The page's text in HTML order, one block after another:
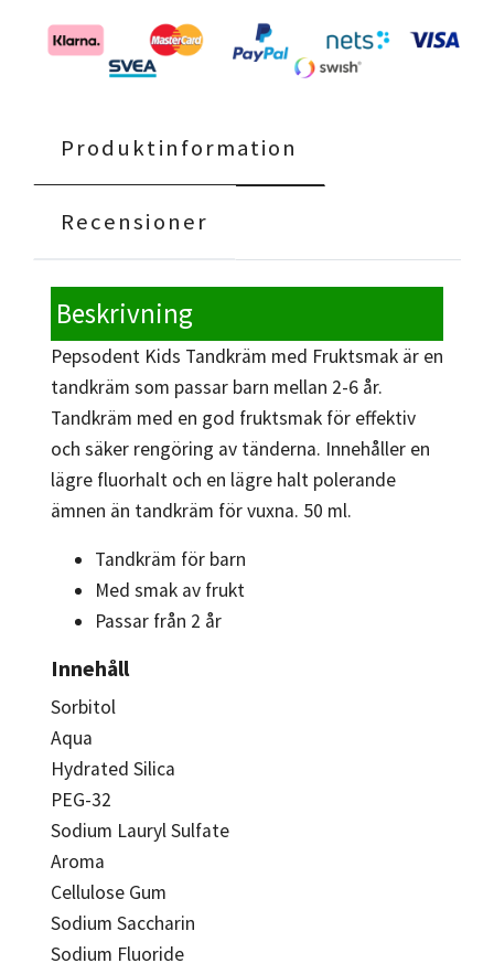
Produktinformation
Recensioner
Beskrivning
Pepsodent Kids Tandkräm med Fruktsmak är en
tandkräm som passar barn mellan 2-6 år.
Tandkräm med en god fruktsmak för effektiv
och säker rengöring av tänderna. Innehåller en
lägre fluorhalt och en lägre halt polerande
ämnen än tandkräm för vuxna. 50 ml.
Tandkräm för barn
Med smak av frukt
Passar från 2 år
Innehåll
Sorbitol
Aqua
Hydrated Silica
PEG-32
Sodium Lauryl Sulfate
Aroma
Cellulose Gum
Sodium Saccharin
Sodium Fluoride